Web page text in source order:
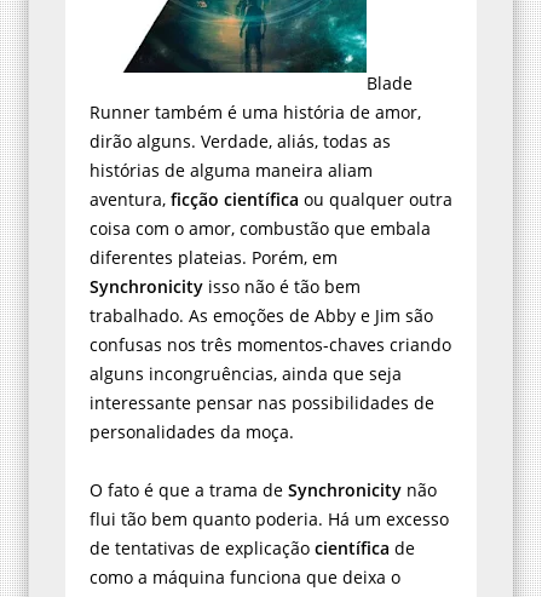
Blade
Runner também é uma história de amor,
dirão alguns. Verdade, aliás, todas as
histórias de alguma maneira aliam
aventura, ficção científica ou qualquer outra
coisa com o amor, combustão que embala
diferentes plateias. Porém, em
Synchronicity isso não é tão bem
trabalhado. As emoções de Abby e Jim são
confusas nos três momentos-chaves criando
alguns incongruências, ainda que seja
interessante pensar nas possibilidades de
personalidades da moça.
O fato é que a trama de Synchronicity não
flui tão bem quanto poderia. Há um excesso
de tentativas de explicação científica de
como a máquina funciona que deixa o